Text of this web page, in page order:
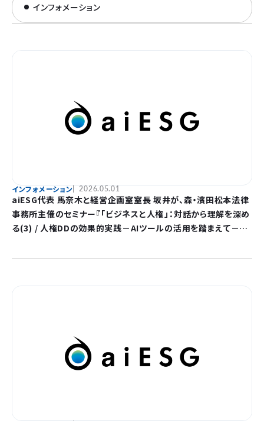
インフォメーション
インフォメーション 2026.05.01
aiESG代表 馬奈木と経営企画室室長 坂井が、森・濱田松本法律
事務所主催のセミナー『「⁠ビジネスと人権⁠」⁠：対話から理解を深め
る(3) / 人権DDの効果的実践－AIツールの活用を踏まえて－』